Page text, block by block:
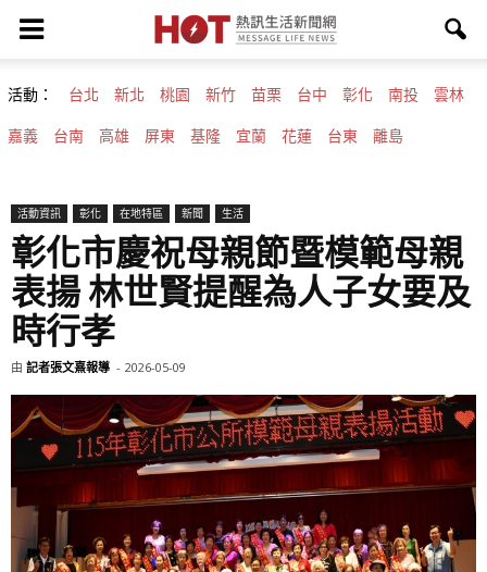
活動： 台北 新北 桃園 新竹 苗栗 台中 彰化 南投 雲林
嘉義 台南 高雄 屏東 基隆 宜蘭 花蓮 台東 離島
活動資訊 彰化 在地特區 新聞 生活
彰化市慶祝母親節暨模範母親
表揚 林世賢提醒為人子女要及
時行孝
由 記者張文熹報導 - 2026-05-09